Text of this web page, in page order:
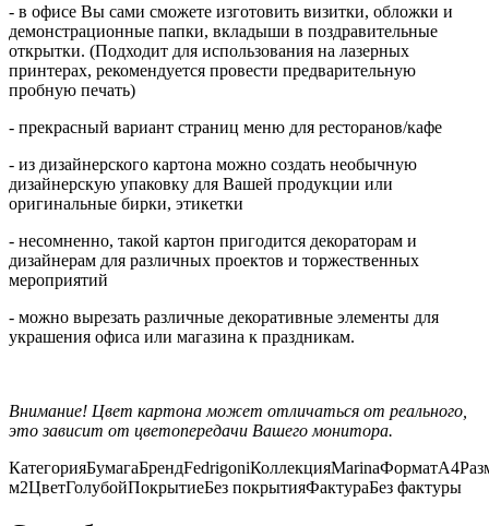
- в офисе Вы сами сможете изготовить визитки, обложки и
демонстрационные папки, вкладыши в поздравительные
открытки. (Подходит для использования на лазерных
принтерах, рекомендуется провести предварительную
пробную печать)
- прекрасный вариант страниц меню для ресторанов/кафе
- из дизайнерского картона можно создать необычную
дизайнерскую упаковку для Вашей продукции или
оригинальные бирки, этикетки
- несомненно, такой картон пригодится декораторам и
дизайнерам для различных проектов и торжественных
мероприятий
- можно вырезать различные декоративные элементы для
украшения офиса или магазина к праздникам.
Внимание! Цвет картона может отличаться от реального,
это зависит от цветопередачи Вашего монитора.
КатегорияБумагаБрендFedrigoniКоллекцияMarinaФорматА4
м2ЦветГолубойПокрытиеБез покрытияФактураБез фактуры